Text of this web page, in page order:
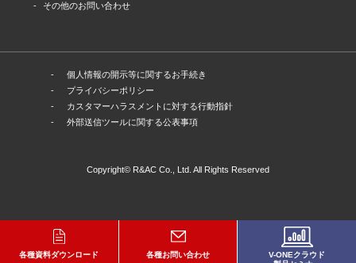
各種資料ダウンロード 各種お問い合わせ
V-ONEクラウド
その他のお問い合わせ
個人情報の開示等に関するお手続き
プライバシーポリシー
カスタマーハラスメントに対する行動指針
外部送信ツールに関する公表事項
Copyright© R&AC Co., Ltd. All Rights Reserved